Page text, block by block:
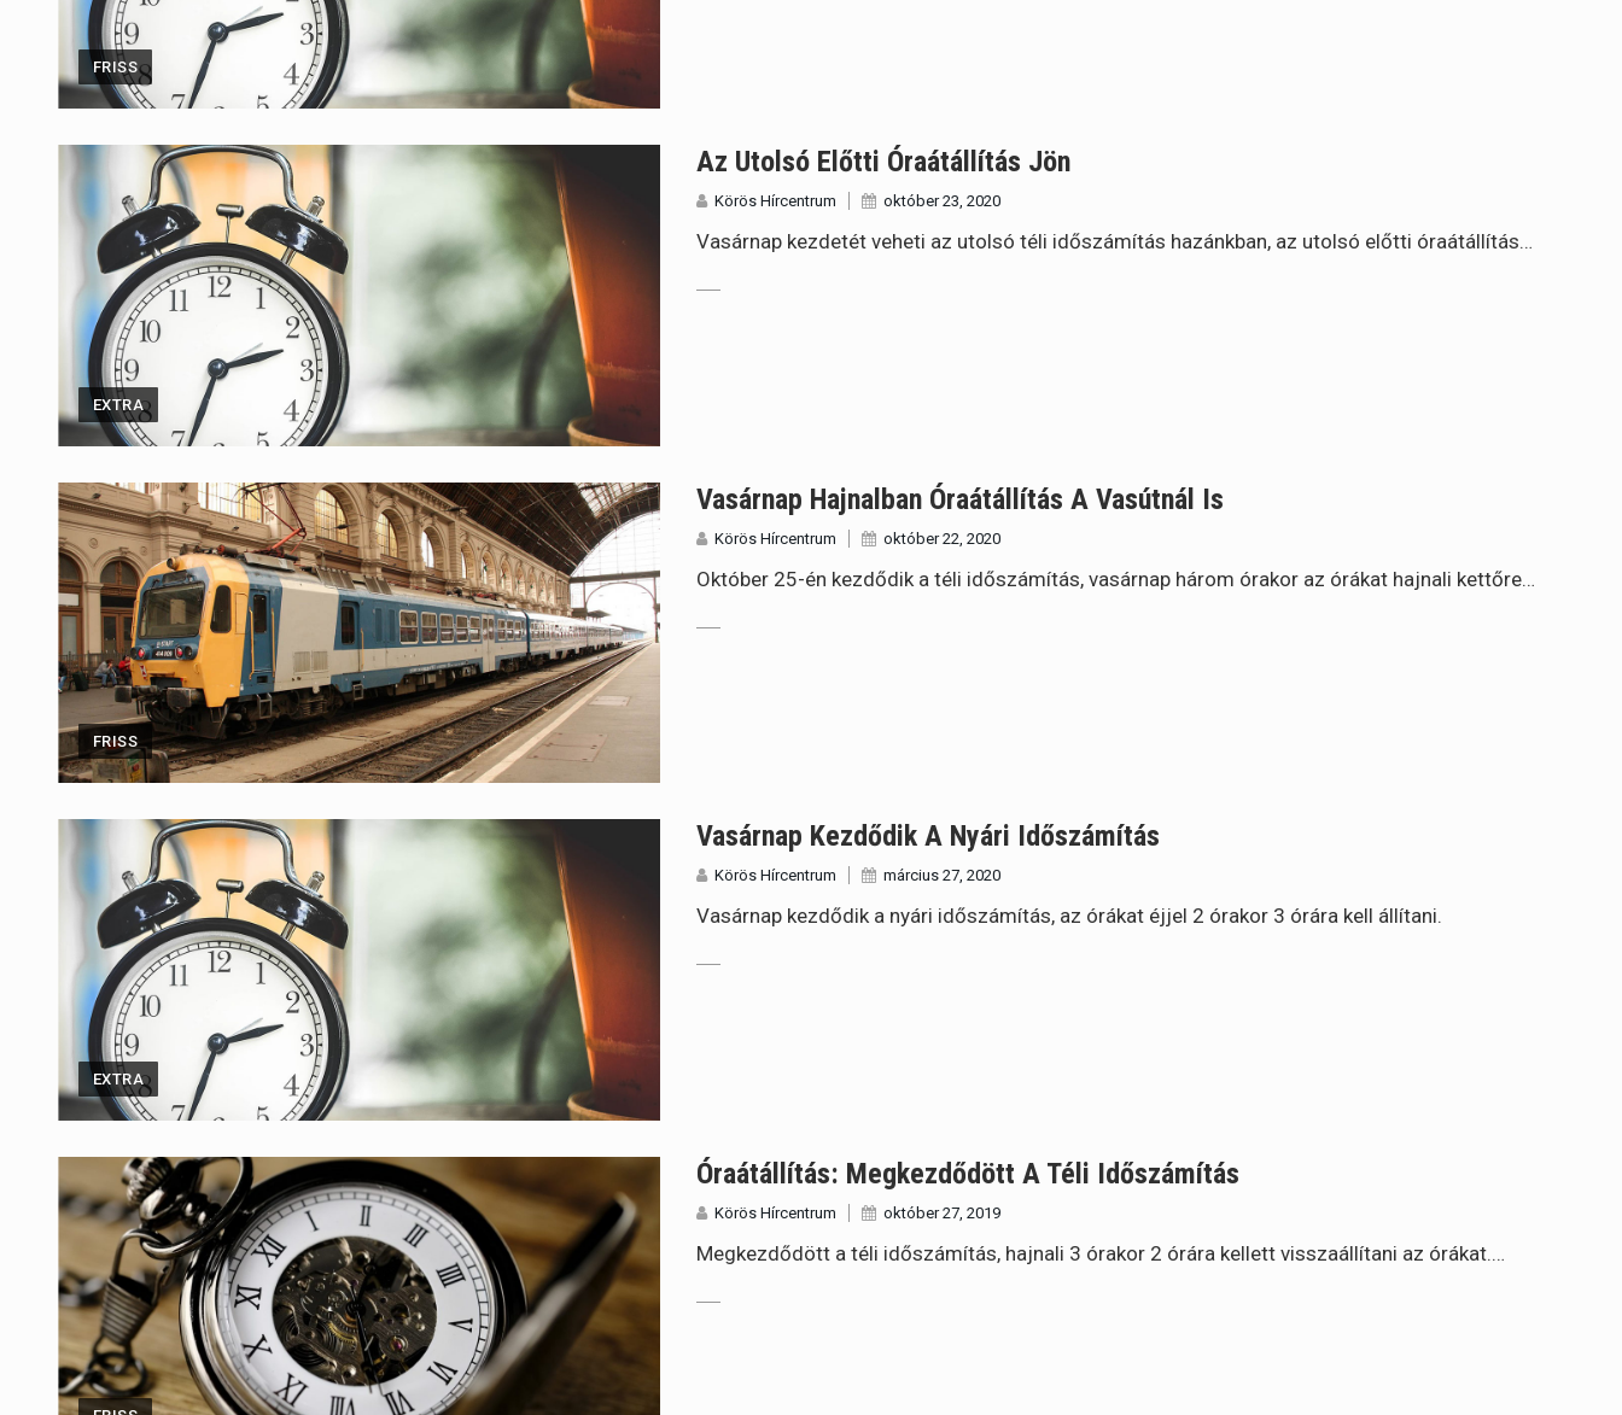
FRISS
EXTRA
Az Utolsó Előtti Óraátállítás Jön
Körös Hírcentrum október 23, 2020
Vasárnap kezdetét veheti az utolsó téli időszámítás hazánkban, az utolsó előtti óraátállítás…
FRISS
Vasárnap Hajnalban Óraátállítás A Vasútnál Is
Körös Hírcentrum október 22, 2020
Október 25-én kezdődik a téli időszámítás, vasárnap három órakor az órákat hajnali kettőre…
EXTRA
Vasárnap Kezdődik A Nyári Időszámítás
Körös Hírcentrum március 27, 2020
Vasárnap kezdődik a nyári időszámítás, az órákat éjjel 2 órakor 3 órára kell állítani.
Óraátállítás: Megkezdődött A Téli Időszámítás
Körös Hírcentrum október 27, 2019
Megkezdődött a téli időszámítás, hajnali 3 órakor 2 órára kellett visszaállítani az órákat.…